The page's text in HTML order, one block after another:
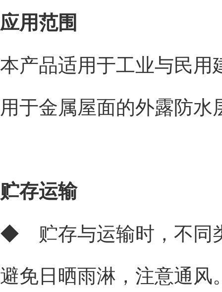
应用范围
本产品适用于工业与民
用于金属屋面的外露防水
贮存运输
◆ 贮存与运输时，不同
避免日晒雨淋，注意通风